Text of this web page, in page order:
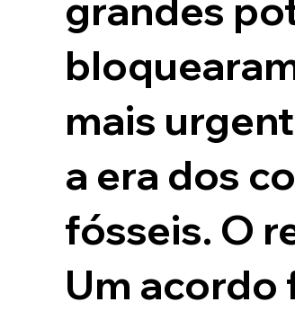
grandes
mais
a era dos
fósseis. O
Um acordo